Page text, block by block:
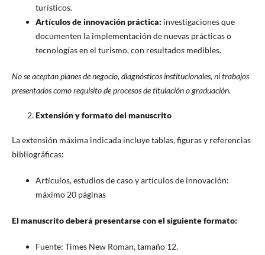
turísticos.
Artículos de innovación práctica: investigaciones que
documenten la implementación de nuevas prácticas o
tecnologías en el turismo, con resultados medibles.
No se aceptan planes de negocio, diagnósticos institucionales, ni trabajos
presentados como requisito de procesos de titulación o graduación.
Extensión y formato del manuscrito
La extensión máxima indicada incluye tablas, figuras y referencias
bibliográficas:
Artículos, estudios de caso y artículos de innovación:
máximo 20 páginas
El manuscrito deberá presentarse con el siguiente formato:
Fuente: Times New Roman, tamaño 12.